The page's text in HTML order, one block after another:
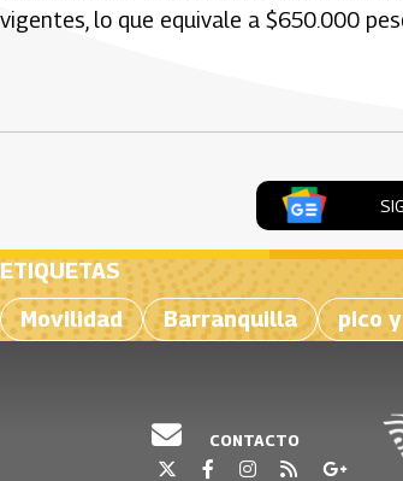
vigentes, lo que equivale a $650.000
ETIQUETAS
Movilidad
Barranquilla pico
CONTACTO